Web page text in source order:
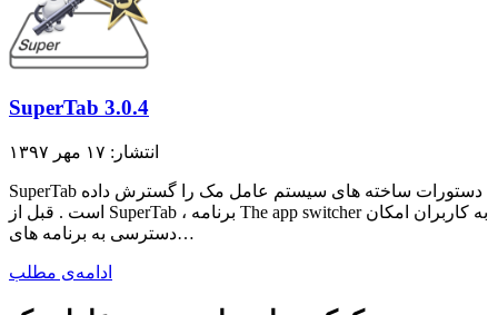
SuperTab 3.0.4
انتشار: ۱۷ مهر ۱۳۹۷
SuperTab دستورات ساخته های سیستم عامل مک را گسترش داده
است . قبل از SuperTab ، برنامه The app switcher به کاربران امکان
دسترسی به برنامه های…
ادامه‌ی مطلب